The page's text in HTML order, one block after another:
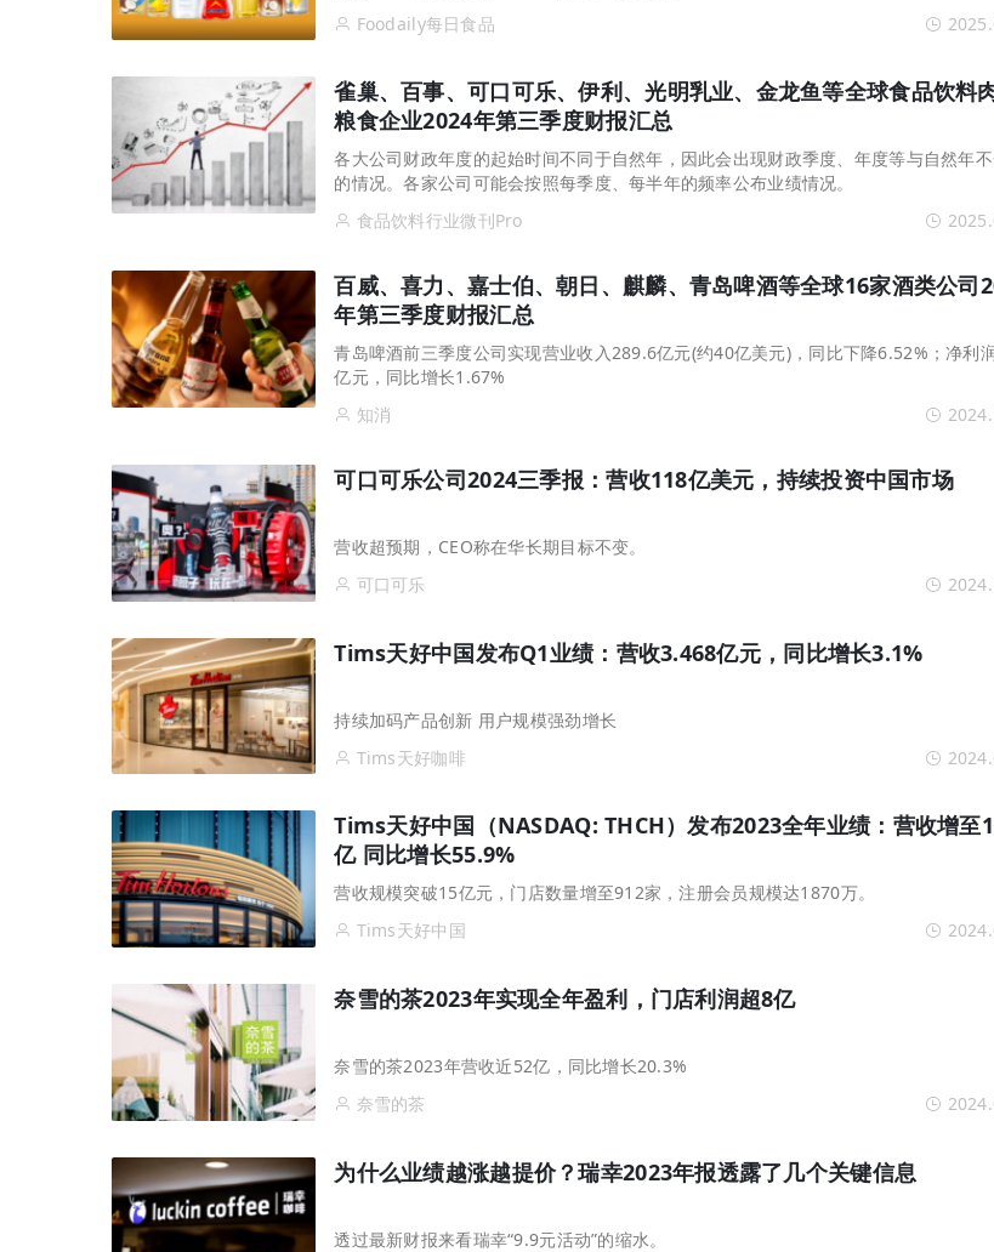
Foodaily每日食品
雀巢、百事、可口可乐、伊利、光明乳业、金龙鱼等全球食品饮料
粮食企业2024年第三季度财报汇总
各大公司财政年度的起始时间不同于自然年，因此会出现财政季度、年度等与自然年
的情况。各家公司可能会按照每季度、每半年的频率公布业绩情况。
食品饮料行业微刊Pro
百威、喜力、嘉士伯、朝日、麒麟、青岛啤酒等全球16家酒类公司
年第三季度财报汇总
青岛啤酒前三季度公司实现营业收入289.6亿元(约40亿美元)，同比下降6.52%；净利
亿元，同比增长1.67%
知消
可口可乐公司2024三季报：营收118亿美元，持续投资中国市场
营收超预期，CEO称在华长期目标不变。
可口可乐
Tims天好中国发布Q1业绩：营收3.468亿元，同比增长3.1%
持续加码产品创新 用户规模强劲增长
Tims天好咖啡
Tims天好中国（NASDAQ: THCH）发布2023全年业绩：营收增至
亿 同比增长55.9%
营收规模突破15亿元，门店数量增至912家，注册会员规模达1870万。
Tims天好中国
奈雪的茶2023年实现全年盈利，门店利润超8亿
奈雪的茶2023年营收近52亿，同比增长20.3%
奈雪的茶
为什么业绩越涨越提价？瑞幸2023年报透露了几个关键信息
透过最新财报来看瑞幸“9.9元活动”的缩水。